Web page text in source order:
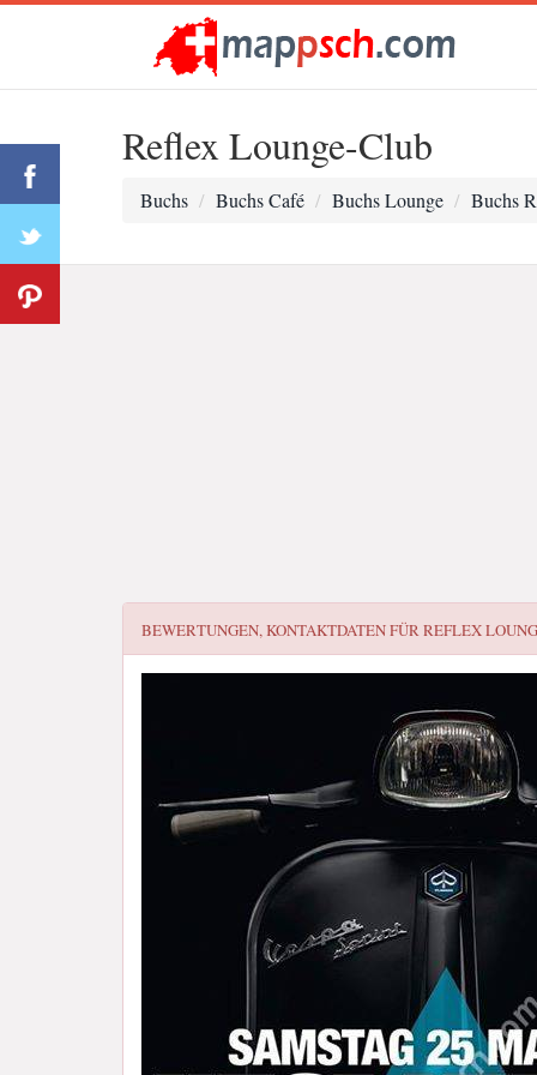
Reflex Lounge-Club
Buchs Buchs Café Buchs Lounge Buchs
BEWERTUNGEN, KONTAKTDATEN FÜRREFLEX